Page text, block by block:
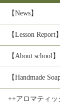
【News】
【Lesson Report】
【About school】
【Handmade
++アロマティ